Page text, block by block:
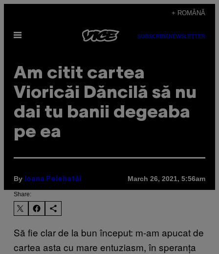
content
+ ROMÂNĂ
Open
SUBSCRIBENEWSLETTER
Am citit cartea
Vioricăi Dăncilă să nu
dai tu banii degeaba
pe ea
By Ioana Pelehatăi March 26, 2021, 5:56am
Share:
Să fie clar de la bun început: m-am apucat de
cartea asta cu mare entuziasm, în speranța